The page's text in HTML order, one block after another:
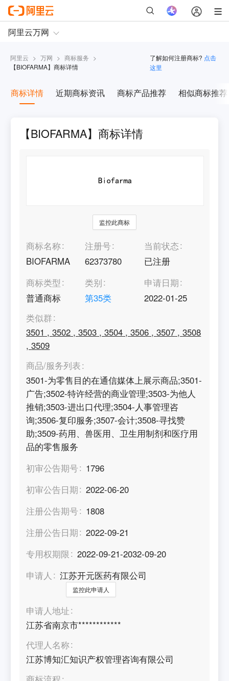
阿里云 > 万网 > 商标服务 >
【BIOFARMA】商标详情
了解如何注册商标? 点击
这里
商标详情 近期商标资讯 商标产品推荐 相似商标推荐
【BIOFARMA】商标详情
监控此商标
商标名称
BIOFARMA
注册号
62373780
当前状态
已注册
商标类型
普通商标
类别
第35类
申请日期
2022-01-25
类似群
3501 ,3502 ,3503 ,3504 ,3506 ,3507 ,3508
,3509
商品/服务列表
3501-为零售目的在通信媒体上展示商品;3501-
广告;3502-特许经营的商业管理;3503-为他人
推销;3503-进出口代理;3504-人事管理咨
询;3506-复印服务;3507-会计;3508-寻找赞
助;3509-药用、兽医用、卫生用制剂和医疗用
品的零售服务
初审公告期号
1796
初审公告日期
2022-06-20
注册公告期号
1808
注册公告日期
2022-09-21
专用权期限
2022-09-21-2032-09-20
申请人
江苏开元医药有限公司
监控此申请人
申请人地址
江苏省南京市************
代理人名称
江苏博知汇知识产权管理咨询有限公司